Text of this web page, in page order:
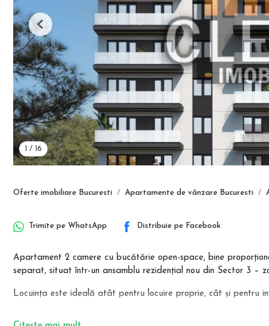
/ 16
Previous
Oferte imobiliare Bucuresti Apartamente de vânzare Bucuresti
Trimite pe WhatsApp Distribuie pe Facebook
Apartament 2 camere cu bucătărie open-space, bine
separat, situat într-un ansamblu rezidențial nou din Sector 3 –
Locuința este ideală atât pentru locuire proprie, cât și pentru